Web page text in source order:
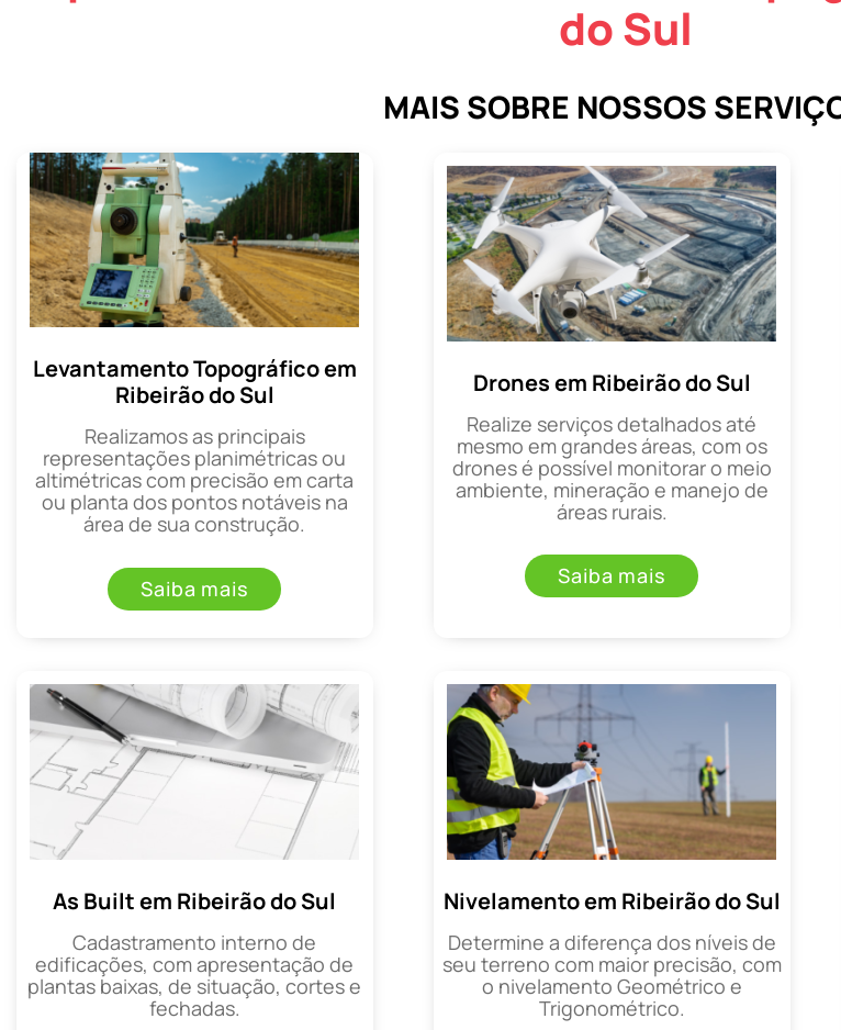
do Sul
MAIS SOBRE NOSSOS
Levantamento Topográfico em
Ribeirão do Sul
Realizamos as principais
representações planimétricas ou
altimétricas com precisão em carta
ou planta dos pontos notáveis na
área de sua construção.
Saiba mais
Drones em Ribeirão do Sul
Realize serviços detalhados até
mesmo em grandes áreas, com os
drones é possível monitorar o meio
ambiente, mineração e manejo de
áreas rurais.
Saiba mais
As Built em Ribeirão do Sul
Cadastramento interno de
edificações, com apresentação de
plantas baixas, de situação, cortes e
fechadas.
Nivelamento em Ribeirão do Sul
Determine a diferença dos níveis de
seu terreno com maior precisão, com
o nivelamento Geométrico e
Trigonométrico.